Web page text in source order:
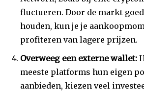
fluctueren. Door de markt
houden, kun je je
profiteren van lagere prijzen.
Overweeg een externe wallet:
meeste platforms hun eigen
aanbieden, kiezen veel